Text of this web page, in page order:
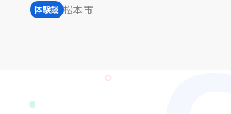
体験談 松本市